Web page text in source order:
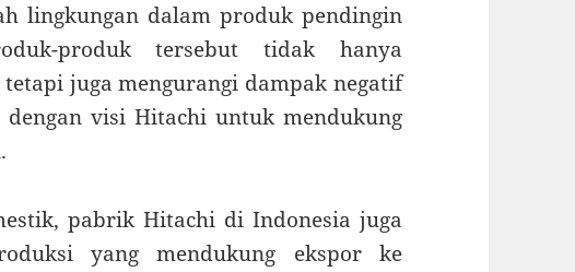
lingkungan dalam produk pendingin
produk tersebut tidak hanya
juga mengurangi dampak negatif
visi Hitachi untuk mendukung
pabrik Hitachi di Indonesia juga
yang mendukung ekspor ke